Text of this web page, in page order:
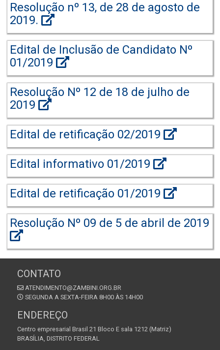
Resolução nº 13, de 28 de agosto de
2019.
Edital de Inclusão de Candidato Nº
01/2019
Resolução Nº 12 de 18 de julho de
2019
Edital de retificação 02/2019
Edital informativo 01/2019
Edital de retificação 01/2019
Resolução Nº 09 de 5 de abril de 2019
CONTATO
ATENDIMENTO@ZAMBINI.ORG.BR
SEGUNDA A SEXTA-FEIRA 8H00 ÀS 14H00
ENDEREÇO
Centro empresarial Brasil 21 Bloco E sala 1212 (Matriz)
BRASÍLIA, DISTRITO FEDERAL